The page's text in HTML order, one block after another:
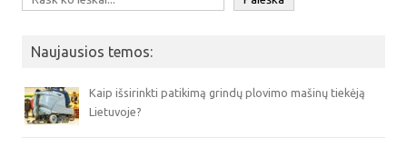
Naujausios temos:
Kaip išsirinkti patikimą grindų plovimo mašinų tiekėją
Lietuvoje?